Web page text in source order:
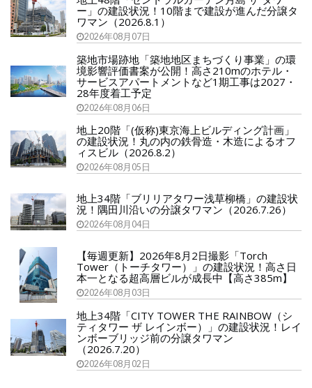
ー」の建設状況！10階まで建設が進んだ分譲タ
ワマン（2026.8.1）
2026年08月07日
築地市場跡地「築地地区まちづくり事業」の環
境影響評価書案が公開！高さ210mのホテル・
サービスアパートメントなど1期工事は2027・
28年度着工予定
2026年08月06日
地上20階「(仮称)東京海上ビルディング計画」
の建設状況！丸の内の鉄骨造・木造によるオフ
ィスビル（2026.8.2）
2026年08月05日
地上34階「ブリリアタワー浅草柳橋」の建設状
況！隅田川沿いの分譲タワマン（2026.7.26）
2026年08月04日
【毎週更新】2026年8月2日撮影「Torch
Tower（トーチタワー）」の建設状況！高さ日
本一となる超高層ビルが成長中【高さ385m】
2026年08月03日
地上34階「CITY TOWER THE RAINBOW（シ
ティタワー ザ レインボー）」の建設状況！レイ
ンボーブリッジ前の分譲タワマン
（2026.7.20）
2026年08月02日